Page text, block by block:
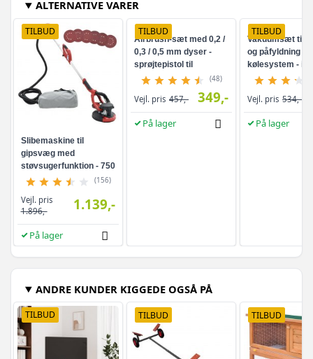
ALTERNATIVE VARER
TILBUD
Slibemaskine til
gipsvæg med
støvsugerfunktion - 750
(156)
Vejl. pris
1.896,-
1.139,-
På lager
TILBUD TILBUD
ANDRE KUNDER KIGGEDE OGSÅ PÅ
TILBUD TILBUD TILBUD